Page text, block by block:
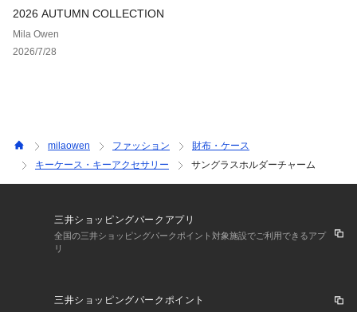
またパソコン・スマートフォンなどの環境により、若干製品と
い。
商品の色味は、商品単品画像をご参照下さい。
2026 AUTUMN COLLECTION
Mila Owen
2026/7/28
milaowen ファッション
財布・ケース
キーケース・キーアクセサリー
サングラスホルダーチャーム
三井ショッピングパークアプリ
全国の三井ショッピングパークポイント対象施設でご利用できるアプ
リ
三井ショッピングパークポイント